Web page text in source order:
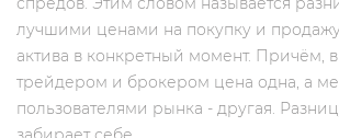
лучшими ценами на покупку и
актива в конкретный момент. Причём,
трейдером и брокером цена одна, а
пользователями рынка - другая.